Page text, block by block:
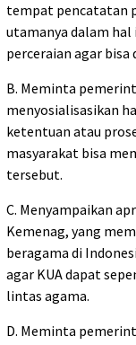
tempat pencatatan
utamanya dalam
perceraian agar bisa
B. Meminta
menyosialisasikan
ketentuan atau
masyarakat bisa
tersebut.
C. Menyampaikan
Kemenag, yang
beragama di
agar KUA dapat
lintas agama.
D. Meminta